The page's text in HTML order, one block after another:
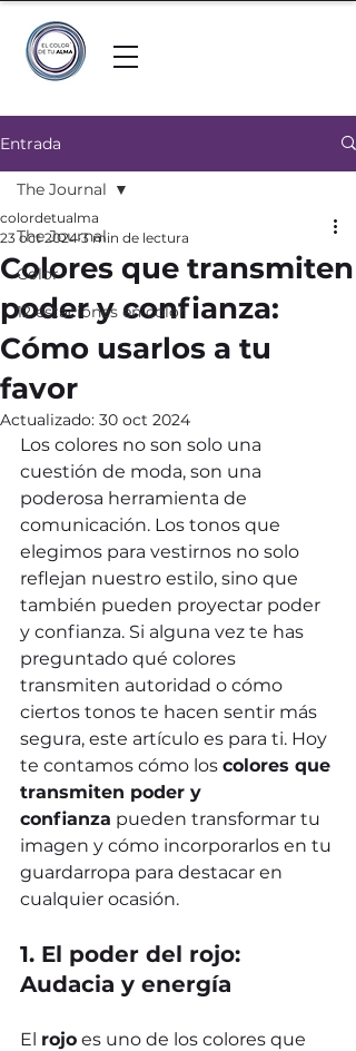
Entrada
The Journal
Color
12 estaciones en color
The Journal
Colores que transmiten
poder y confianza:
Cómo usarlos a tu
favor
colordetualma
23 oct 2024 3 min de lectura
Actualizado: 30 oct 2024
Los colores no son solo una
cuestión de moda, son una
poderosa herramienta de
comunicación. Los tonos que
elegimos para vestirnos no solo
reflejan nuestro estilo, sino que
también pueden proyectar poder
y confianza. Si alguna vez te has
preguntado qué colores
transmiten autoridad o cómo
ciertos tonos te hacen sentir más
segura, este artículo es para ti. Hoy
te contamos cómo los colores que
transmiten poder y
confianza pueden transformar tu
imagen y cómo incorporarlos en tu
guardarropa para destacar en
cualquier ocasión.
1. El poder del rojo:
Audacia y energía
El rojo es uno de los colores que